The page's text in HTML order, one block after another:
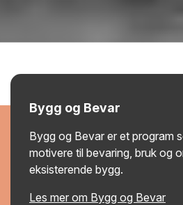
Bygg og Bevar
Bygg og Bevar er et program
motivere til bevaring, bruk og
eksisterende bygg.
Les mer om Bygg og Bevar